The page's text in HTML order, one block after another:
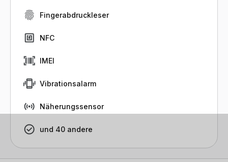
Fingerabdruckleser
NFC
IMEI
Vibrationsalarm
Näherungssensor
und 40 andere